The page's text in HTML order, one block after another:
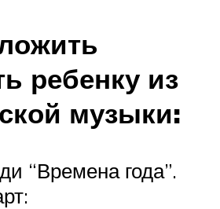
ребенку из
музыки:
“Времена года”.